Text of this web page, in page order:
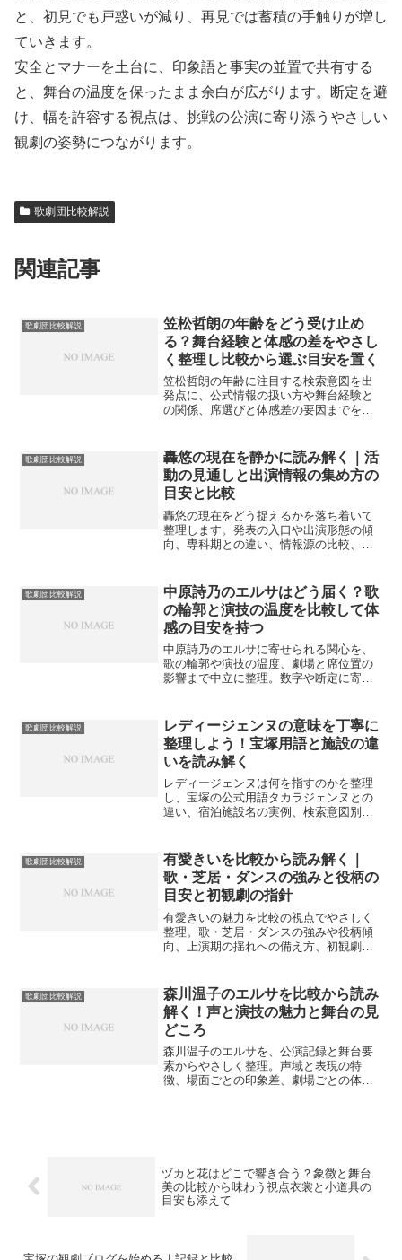
と、初見でも戸惑いが減り、再見では蓄積の手触りが増し
ていきます。
安全とマナーを土台に、印象語と事実の並置で共有する
と、舞台の温度を保ったまま余白が広がります。断定を避
け、幅を許容する視点は、挑戦の公演に寄り添うやさしい
観劇の姿勢につながります。
歌劇団比較解説
関連記事
歌劇団比較解説
笠松哲朗の年齢をどう受け止め
る？舞台経験と体感の差をやさし
く整理し比較から選ぶ目安を置く
笠松哲朗の年齢に注目する検索意図を出
発点に、公式情報の扱い方や舞台経験と
の関係、席選びと体感差の要因までを中
します。
歌劇団比較解説
轟悠の現在を静かに読み解く｜活
動の見通しと出演情報の集め方の
目安と比較
轟悠の現在をどう捉えるかを落ち着いて
整理します。発表の入口や出演形態の傾
向、専科期との違い、情報源の比較、記
す。
歌劇団比較解説
中原詩乃のエルサはどう届く？歌
の輪郭と演技の温度を比較して体
感の目安を持つ
中原詩乃のエルサに寄せられる関心を、
歌の輪郭や演技の温度、劇場と席位置の
影響まで中立に整理。数字や断定に寄ら
歌劇団比較解説
レディージェンヌの意味を丁寧に
整理しよう！宝塚用語と施設の違
いを読み解く
レディージェンヌは何を指すのかを整理
し、宝塚の公式用語タカラジェンヌとの
違い、宿泊施設名の実例、検索意図別の
示します。
歌劇団比較解説
有愛きいを比較から読み解く｜
歌・芝居・ダンスの強みと役柄の
目安と初観劇の指針
有愛きいの魅力を比較の視点でやさしく
整理。歌・芝居・ダンスの強みや役柄傾
向、上演期の揺れへの備え方、初観劇の
した。
歌劇団比較解説
森川温子のエルサを比較から読み
解く！声と演技の魅力と舞台の見
どころ
森川温子のエルサを、公演記録と舞台要
素からやさしく整理。声域と表現の特
徴、場面ごとの印象差、劇場ごとの体感
ヅカと花はどこで響き合う？象徴と舞台
美の比較から味わう視点衣裳と小道具の
目安も添えて